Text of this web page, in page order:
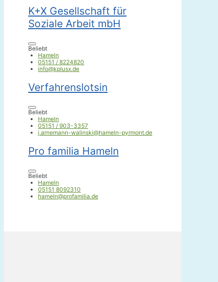
K+X Gesellschaft für
Soziale Arbeit mbH
Beliebt
Hameln
05151 / 8224820
info@kplusx.de
Verfahrenslotsin
Beliebt
Hameln
05151 / 903-3357
j.arnemann-walinski@hameln-pyrmont.de
Pro familia Hameln
Beliebt
Hameln
05151 8092310
hameln@profamilia.de